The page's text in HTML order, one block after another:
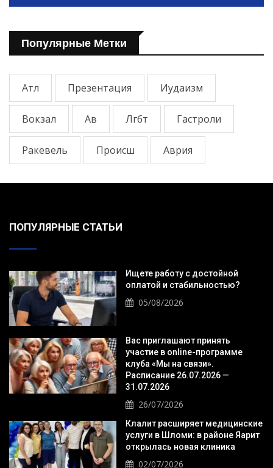
Популярные Метки
Атл Презентация Иудаизм
Вокзал Ав Лгбт Гастроли
Ракевель Происш Аврия
ПОПУЛЯРНЫЕ СТАТЬИ
Ищете работу с достойной
оплатой и стабильностью?
05/08/2026
Вас приглашают принять
участие в online-программе
клуба «Мы на связи».
Расписание 26.07.2026 —
31.07.2026
26/07/2026
Клалит расширяет медицинские
услуги в Шломи: в районе Яарит
открылась новая клиника
02/07/2026